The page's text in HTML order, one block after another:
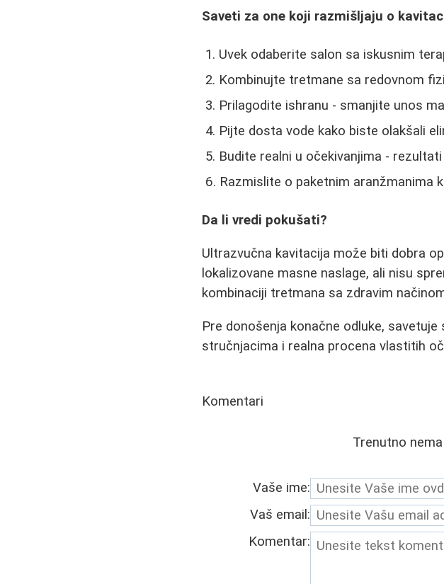
Saveti za one koji razmišljaju o
Uvek odaberite salon sa iskusnim
Kombinujte tretmane sa redovnom
Prilagodite ishranu - smanjite unos
Pijte dosta vode kako biste olakšali
Budite realni u očekivanjima -
Razmislite o paketnim aranžmanima
Da li vredi pokušati?
Ultrazvučna kavitacija može biti dobra
lokalizovane masne naslage, ali nisu
kombinaciji tretmana sa zdravim
Pre donošenja konačne odluke,
stručnjacima i realna procena vlastitih
Komentari
Trenutno
Vaše ime:
Vaš email:
Komentar: